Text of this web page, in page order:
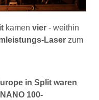
kamen vier - weithin
Laser zum
in Split waren
100-